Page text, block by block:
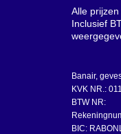
Alle
Inclusief
Banair,
KVK NR.:
BTW NR:
BIC: